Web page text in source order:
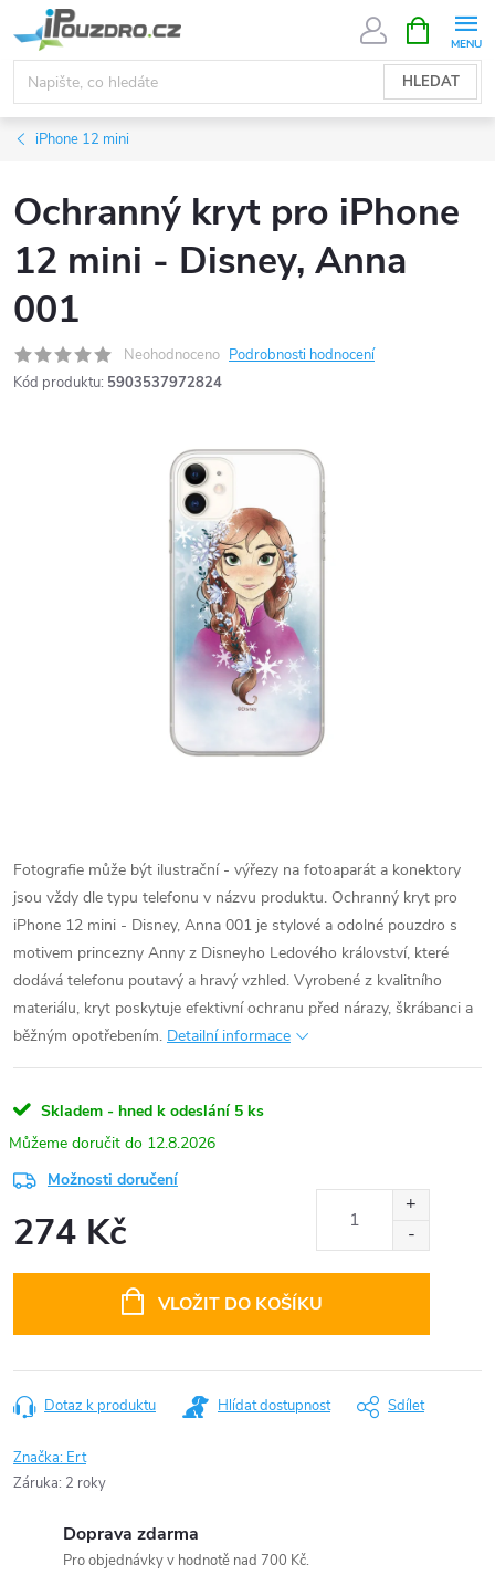
na
obsah
HLEDAT
NÁKUPNÍ
KOŠÍK
iPhone 12 mini
Ochranný kryt pro iPhone
12 mini - Disney, Anna
001
Neohodnoceno Podrobnosti hodnocení
Kód produktu: 5903537972824
Fotografie může být ilustrační - výřezy na fotoaparát a konektory
jsou vždy dle typu telefonu v názvu produktu. Ochranný kryt pro
iPhone 12 mini - Disney, Anna 001 je stylové a odolné pouzdro s
motivem princezny Anny z Disneyho Ledového království, které
dodává telefonu poutavý a hravý vzhled. Vyrobené z kvalitního
materiálu, kryt poskytuje efektivní ochranu před nárazy, škrábanci a
běžným opotřebením. Detailní informace
Skladem - hned k odeslání 5 ks
12.8.2026
Možnosti doručení
274 Kč
VLOŽIT DO KOŠÍKU
Dotaz k produktu Hlídat dostupnost Sdílet
Značka: Ert
Záruka: 2 roky
Doprava zdarma
Pro objednávky v hodnotě nad 700 Kč.